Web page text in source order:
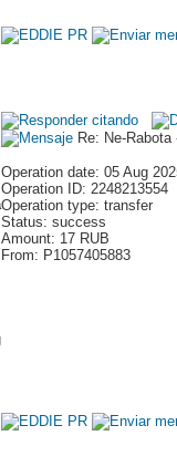
Re: Ne-
Operation date: 05 Aug
Operation ID: 2248213554
Operation type: transfer
Status: success
Amount: 17 RUB
From: P1057405883